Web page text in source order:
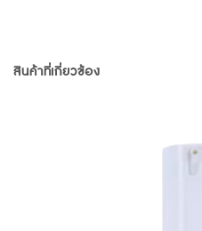
สินค้าที่เกี่ยวข้อง